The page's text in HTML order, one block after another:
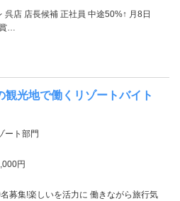
呉店 店長候補 正社員 中途50%↑ 月8日
…
光地で働くリゾートバイト
ート部門
円
募集!楽しいを活力に 働きながら旅行気